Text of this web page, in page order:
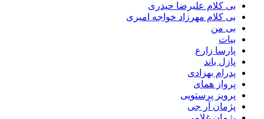
بی کلام علیرضا حیدری
بی کلام مهرزاد خواجه امیری
بی من
بیات
پارسا زارع
پازل باند
پدرام بهزادی
پرواز همای
پرویز پرستویی
پژمان آر جی